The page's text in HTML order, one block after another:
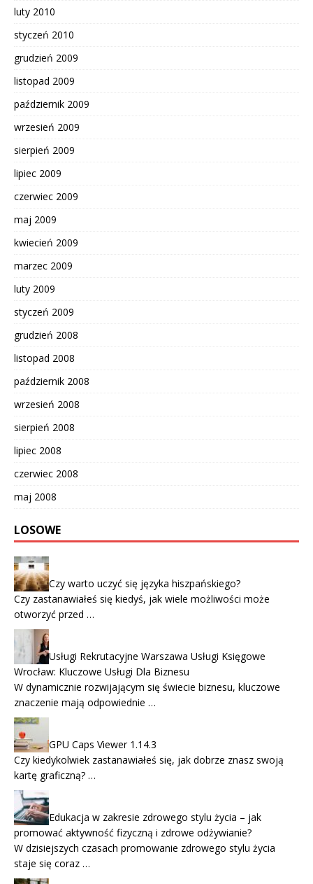
luty 2010
styczeń 2010
grudzień 2009
listopad 2009
październik 2009
wrzesień 2009
sierpień 2009
lipiec 2009
czerwiec 2009
maj 2009
kwiecień 2009
marzec 2009
luty 2009
styczeń 2009
grudzień 2008
listopad 2008
październik 2008
wrzesień 2008
sierpień 2008
lipiec 2008
czerwiec 2008
maj 2008
LOSOWE
Czy warto uczyć się języka hiszpańskiego?
Czy zastanawiałeś się kiedyś, jak wiele możliwości może
otworzyć przed …
Usługi Rekrutacyjne Warszawa Usługi Księgowe
Wrocław: Kluczowe Usługi Dla Biznesu
W dynamicznie rozwijającym się świecie biznesu, kluczowe
znaczenie mają odpowiednie …
GPU Caps Viewer 1.14.3
Czy kiedykolwiek zastanawiałeś się, jak dobrze znasz swoją
kartę graficzną? …
Edukacja w zakresie zdrowego stylu życia – jak
promować aktywność fizyczną i zdrowe odżywianie?
W dzisiejszych czasach promowanie zdrowego stylu życia
staje się coraz …